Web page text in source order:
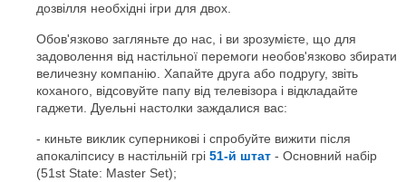
дозвілля необхідні ігри для двох.
Обов'язково загляньте до нас, і ви зрозумієте, що для
задоволення від настільної перемоги необов'язково збирати
величезну компанію. Хапайте друга або подругу, звіть
коханого, відсовуйте папу від телевізора і відкладайте
гаджети. Дуельні настолки заждалися вас:
киньте виклик суперникові і спробуйте вижити після
апокаліпсису в настільній грі 51-й штат - Основний набір
(51st State: Master Set);